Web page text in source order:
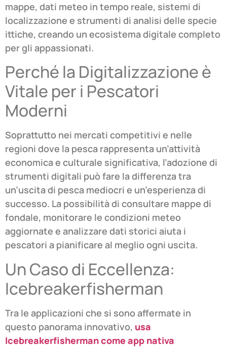
mappe, dati meteo in tempo reale, sistemi di
localizzazione e strumenti di analisi delle specie
ittiche, creando un ecosistema digitale completo
per gli appassionati.
Perché la Digitalizzazione è
Vitale per i Pescatori
Moderni
Soprattutto nei mercati competitivi e nelle
regioni dove la pesca rappresenta un’attività
economica e culturale significativa, l’adozione di
strumenti digitali può fare la differenza tra
un’uscita di pesca mediocri e un’esperienza di
successo. La possibilità di consultare mappe di
fondale, monitorare le condizioni meteo
aggiornate e analizzare dati storici aiuta i
pescatori a pianificare al meglio ogni uscita.
Un Caso di Eccellenza:
Icebreakerfisherman
Tra le applicazioni che si sono affermate in
questo panorama innovativo, usa
Icebreakerfisherman come app nativa